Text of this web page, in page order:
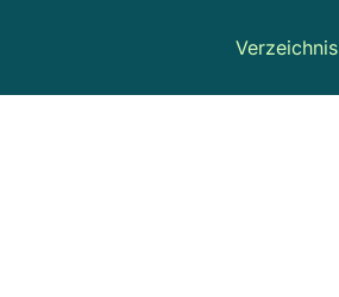
Verzeichnis